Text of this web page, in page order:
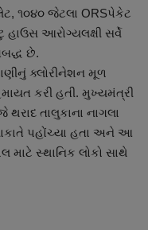
૧૦૪૦ જેટલા ORSપેકેટ
આરોગ્યલક્ષી સર્વે
છે.
ક્લોરીનેશન મૂળ
કરી હતી. મુખ્યમંત્રી
થરાદ તાલુકાના નાગલા
પહોંચ્યા હતા અને આ
માટે સ્થાનિક લોકો સાથે